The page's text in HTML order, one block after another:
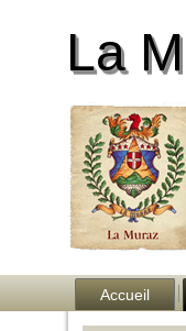
La
Accueil